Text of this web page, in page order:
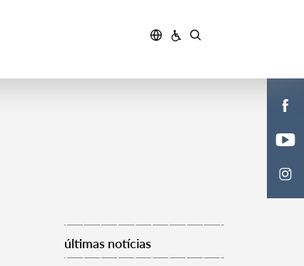
últimas notícias